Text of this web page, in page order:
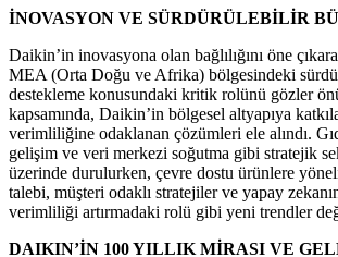
İNOVASYON VE SÜRDÜRÜLEBİLİR
Daikin’in inovasyona olan bağlılığını öne
MEA (Orta Doğu ve Afrika) bölgesindeki
destekleme konusundaki kritik rolünü gözler
kapsamında, Daikin’in bölgesel altyapıya
verimliliğine odaklanan çözümleri ele alındı.
gelişim ve veri merkezi soğutma gibi stratejik
üzerinde durulurken, çevre dostu ürünlere
talebi, müşteri odaklı stratejiler ve yapay
verimliliği artırmadaki rolü gibi yeni trendler
DAIKIN’İN 100 YILLIK MİRASI VE